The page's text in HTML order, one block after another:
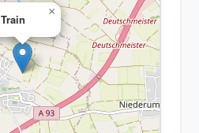
Train
×